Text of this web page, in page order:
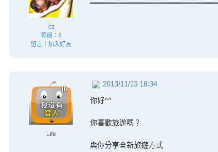
ez
等級：8
留言
加入好友
Life
2013/11/13 18:34
你好^^
你喜歡旅遊嗎？
與你分享全新旅遊方式